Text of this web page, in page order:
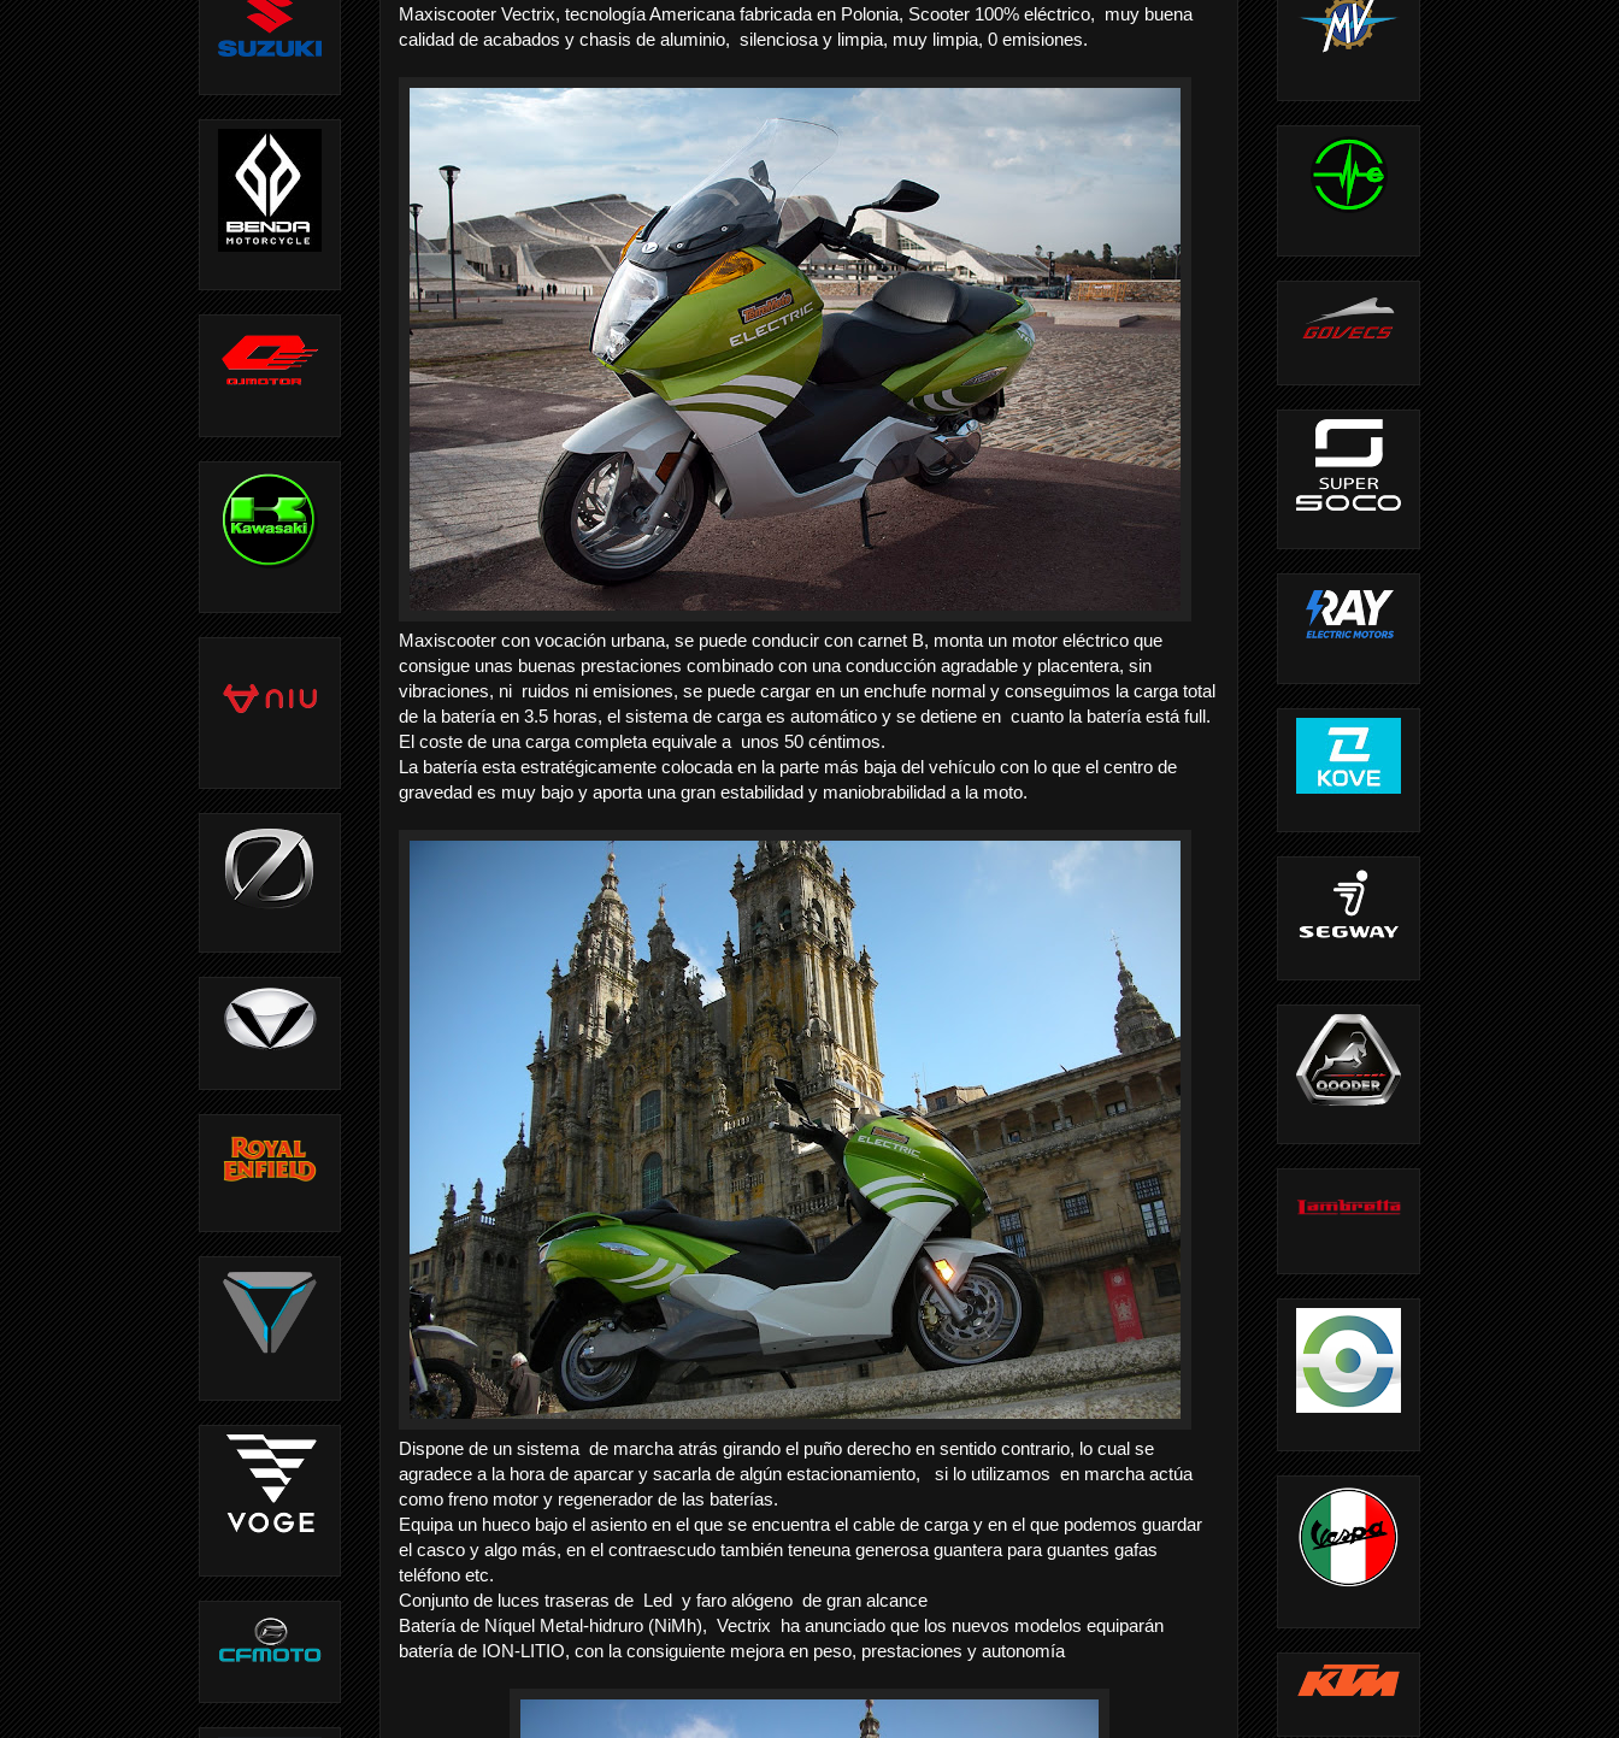
Maxiscooter Vectrix, tecnología Americana fabricada en Polonia, Scooter 100% eléctrico, muy buena
calidad de acabados y chasis de aluminio, silenciosa y limpia, muy limpia, 0 emisiones.
Maxiscooter con vocación urbana, se puede conducir con carnet B, monta un motor eléctrico que
consigue unas buenas prestaciones combinado con una conducción agradable y placentera, sin
vibraciones, ni ruidos ni emisiones, se puede cargar en un enchufe normal y conseguimos la carga total
de la batería en 3.5 horas, el sistema de carga es automático y se detiene en cuanto la batería está full.
El coste de una carga completa equivale a unos 50 céntimos.
La batería esta estratégicamente colocada en la parte más baja del vehículo con lo que el centro de
gravedad es muy bajo y aporta una gran estabilidad y maniobrabilidad a la moto.
Dispone de un sistema de marcha atrás girando el puño derecho en sentido contrario, lo cual se
agradece a la hora de aparcar y sacarla de algún estacionamiento,
si lo utilizamos en marcha actúa
como freno motor y regenerador de las baterías.
Equipa un hueco bajo el asiento en el que se encuentra el cable de carga y en el que podemos guardar
el casco y algo más, en el contraescudo también teneuna generosa guantera para guantes gafas
teléfono etc.
Conjunto de luces traseras de Led y faro alógeno de gran alcance
Batería de Níquel Metal-hidruro (NiMh), Vectrix ha anunciado que los nuevos modelos equiparán
batería de ION-LITIO, con la consiguiente mejora en peso, prestaciones y autonomía